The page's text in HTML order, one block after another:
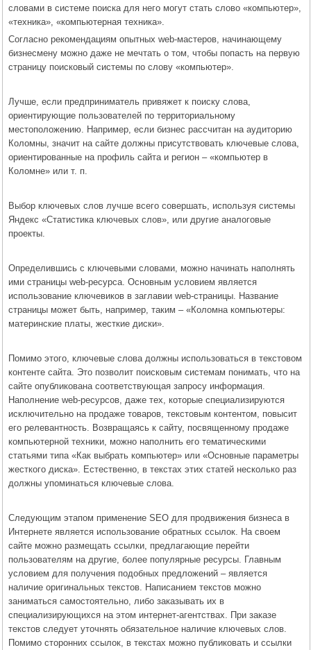
словами в системе поиска для него могут стать слово «компьютер»,
«техника», «компьютерная техника».
Согласно рекомендациям опытных web-мастеров, начинающему
бизнесмену можно даже не мечтать о том, чтобы попасть на первую
страницу поисковый системы по слову «компьютер».
Лучше, если предприниматель привяжет к поиску слова,
ориентирующие пользователей по территориальному
местоположению. Например, если бизнес рассчитан на аудиторию
Коломны, значит на сайте должны присутствовать ключевые слова,
ориентированные на профиль сайта и регион – «компьютер в
Коломне» или т. п.
Выбор ключевых слов лучше всего совершать, используя системы
Яндекс «Статистика ключевых слов», или другие аналоговые
проекты.
Определившись с ключевыми словами, можно начинать наполнять
ими страницы web-ресурса. Основным условием является
использование ключевиков в заглавии web-страницы. Название
страницы может быть, например, таким – «Коломна компьютеры:
материнские платы, жесткие диски».
Помимо этого, ключевые слова должны использоваться в текстовом
контенте сайта. Это позволит поисковым системам понимать, что на
сайте опубликована соответствующая запросу информация.
Наполнение web-ресурсов, даже тех, которые специализируются
исключительно на продаже товаров, текстовым контентом, повысит
его релевантность. Возвращаясь к сайту, посвященному продаже
компьютерной техники, можно наполнить его тематическими
статьями типа «Как выбрать компьютер» или «Основные параметры
жесткого диска». Естественно, в текстах этих статей несколько раз
должны упоминаться ключевые слова.
Следующим этапом применение SEO для продвижения бизнеса в
Интернете является использование обратных ссылок. На своем
сайте можно размещать ссылки, предлагающие перейти
пользователям на другие, более популярные ресурсы. Главным
условием для получения подобных предложений – является
наличие оригинальных текстов. Написанием текстов можно
заниматься самостоятельно, либо заказывать их в
специализирующихся на этом интернет-агентствах. При заказе
текстов следует уточнять обязательное наличие ключевых слов.
Помимо сторонних ссылок, в текстах можно публиковать и ссылки